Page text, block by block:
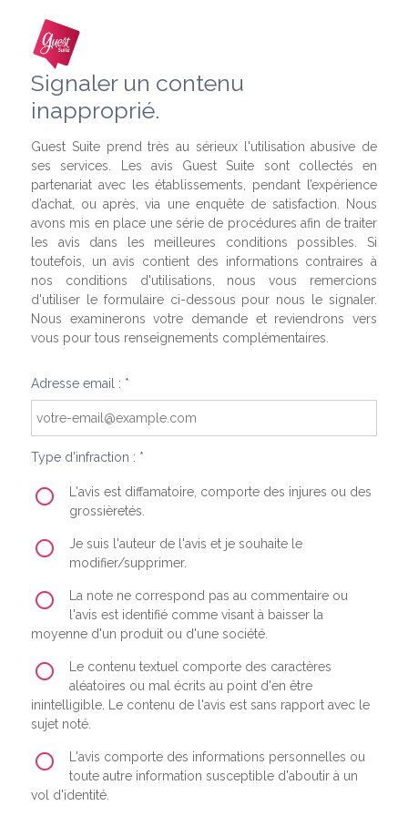
Signaler un contenu
inapproprié.
Guest Suite prend très au sérieux l'utilisation abusive de
ses services. Les avis Guest Suite sont collectés en
partenariat avec les établissements, pendant l’expérience
d’achat, ou après, via une enquête de satisfaction. Nous
avons mis en place une série de procédures afin de traiter
les avis dans les meilleures conditions possibles. Si
toutefois, un avis contient des informations contraires à
nos conditions d'utilisations, nous vous remercions
d'utiliser le formulaire ci-dessous pour nous le signaler.
Nous examinerons votre demande et reviendrons vers
vous pour tous renseignements complémentaires.
Adresse email : *
Type d'infraction : *
L'avis est diffamatoire, comporte des injures ou des
grossièretés.
Je suis l'auteur de l'avis et je souhaite le
modifier/supprimer.
La note ne correspond pas au commentaire ou
l'avis est identifié comme visant à baisser la
moyenne d'un produit ou d'une société.
Le contenu textuel comporte des caractères
aléatoires ou mal écrits au point d'en être
inintelligible. Le contenu de l'avis est sans rapport avec le
sujet noté.
L'avis comporte des informations personnelles ou
toute autre information susceptible d'aboutir à un
vol d'identité.